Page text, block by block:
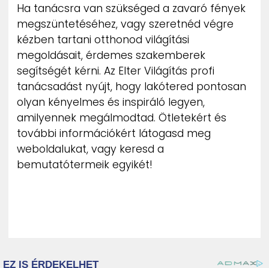
Ha tanácsra van szükséged a zavaró fények
megszüntetéséhez, vagy szeretnéd végre
kézben tartani otthonod világítási
megoldásait, érdemes szakemberek
segítségét kérni. Az Elter Világítás profi
tanácsadást nyújt, hogy lakótered pontosan
olyan kényelmes és inspiráló legyen,
amilyennek megálmodtad. Ötletekért és
további információkért látogasd meg
weboldalukat, vagy keresd a
bemutatótermeik egyikét!